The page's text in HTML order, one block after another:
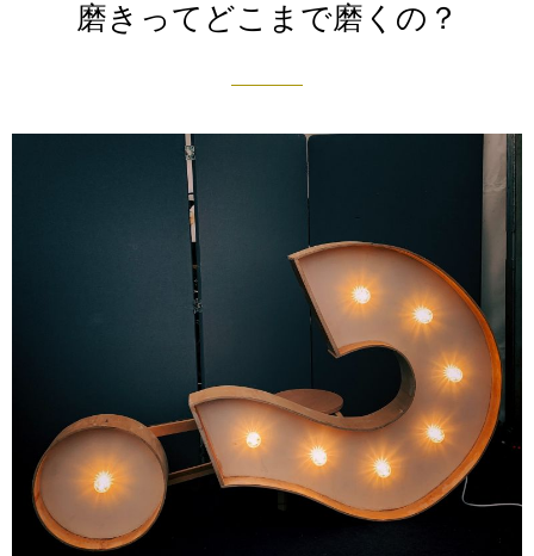
磨きってどこまで磨くの？